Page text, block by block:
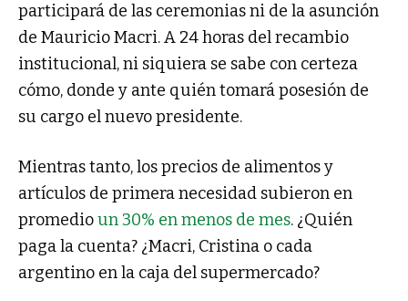
participará de las ceremonias ni de la asunción
de Mauricio Macri. A 24 horas del recambio
institucional, ni siquiera se sabe con certeza
cómo, donde y ante quién tomará posesión de
su cargo el nuevo presidente.
Mientras tanto, los precios de alimentos y
artículos de primera necesidad subieron en
promedioun 30% en menos de mes. ¿Quién
paga la cuenta? ¿Macri, Cristina o cada
argentino en la caja del supermercado?